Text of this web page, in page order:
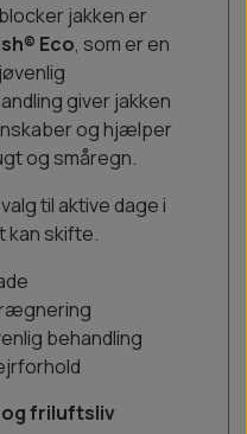
jakken er
Eco, som er en
giver jakken
og hjælper
og småregn.
til aktive dage i
kan skifte.
behandling
friluftsliv